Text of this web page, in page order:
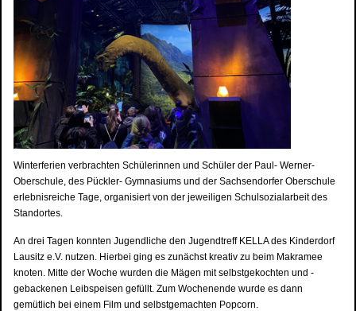
Winterferien verbrachten Schülerinnen und Schüler der Paul- Werner-
Oberschule, des Pückler- Gymnasiums und der Sachsendorfer Oberschule
erlebnisreiche Tage, organisiert von der jeweiligen Schulsozialarbeit des
Standortes.
An drei Tagen konnten Jugendliche den Jugendtreff KELLA des Kinderdorf
Lausitz e.V. nutzen. Hierbei ging es zunächst kreativ zu beim Makramee
knoten. Mitte der Woche wurden die Mägen mit selbstgekochten und -
gebackenen Leibspeisen gefüllt. Zum Wochenende wurde es dann
gemütlich bei einem Film und selbstgemachten Popcorn.